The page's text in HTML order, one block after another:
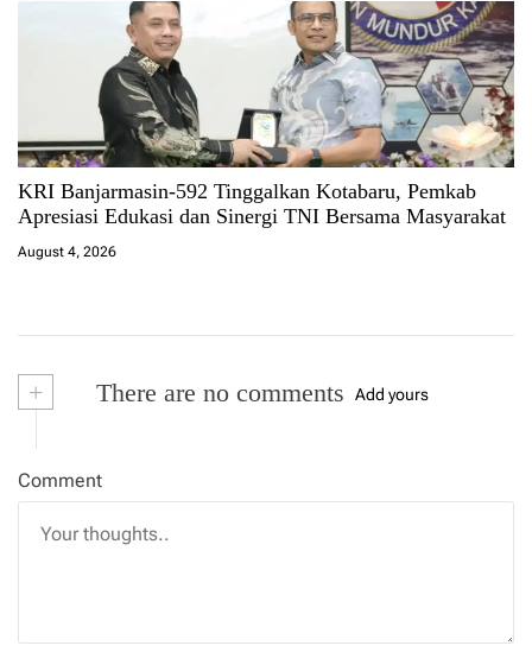
KRI Banjarmasin-592 Tinggalkan Kotabaru, Pemkab
Apresiasi Edukasi dan Sinergi TNI Bersama Masyarakat
August 4, 2026
+ There are no comments Add yours
Comment